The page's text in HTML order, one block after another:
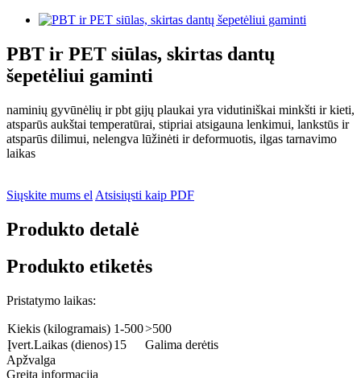
PBT ir PET siūlas, skirtas dantų
šepetėliui gaminti
naminių gyvūnėlių ir pbt gijų plaukai yra vidutiniškai minkšti ir kieti,
atsparūs aukštai temperatūrai, stipriai atsigauna lenkimui, lankstūs ir
atsparūs dilimui, nelengva lūžinėti ir deformuotis, ilgas tarnavimo
laikas
Siųskite mums el Atsisiųsti kaip PDF
Produkto detalė
Produkto etiketės
Pristatymo laikas:
Kiekis (kilogramais) 1-500>500
Įvert.Laikas (dienos)15
Galima derėtis
Apžvalga
Greita informacija